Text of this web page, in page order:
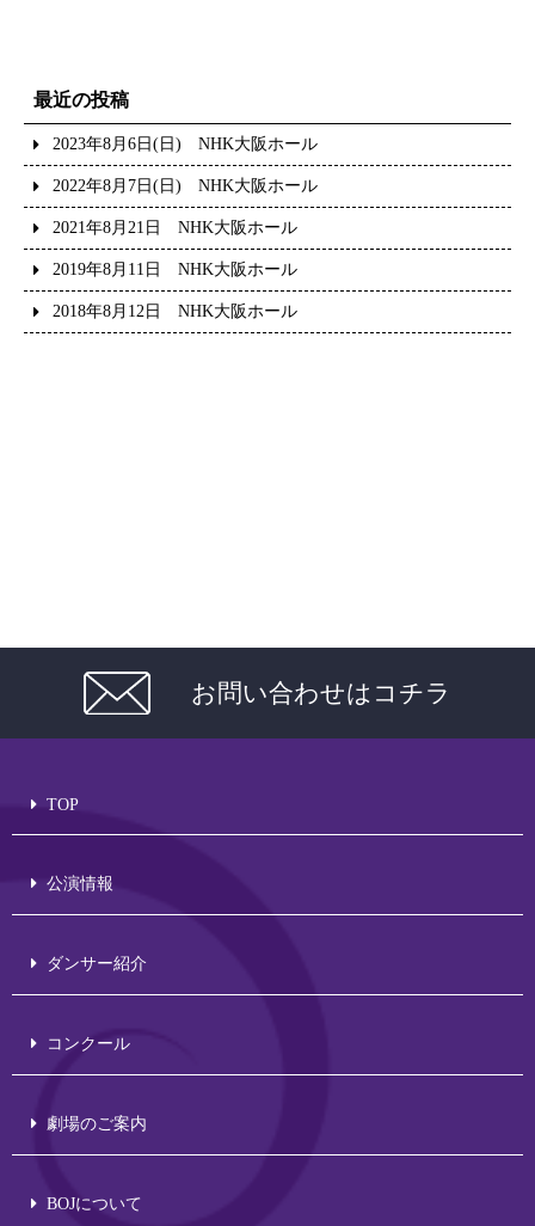
最近の投稿
2023年8月6日(日) NHK大阪ホール
2022年8月7日(日) NHK大阪ホール
2021年8月21日 NHK大阪ホール
2019年8月11日 NHK大阪ホール
2018年8月12日 NHK大阪ホール
お問い合わせはコチラ
TOP
公演情報
ダンサー紹介
コンクール
劇場のご案内
BOJについて